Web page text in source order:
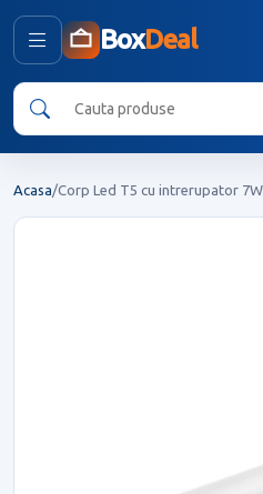
BoxDeal
Acasa/Corp Led T5 cu intrerupator